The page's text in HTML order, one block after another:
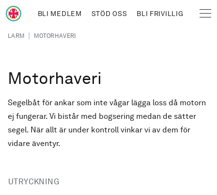
Hoppa till huvudinnehåll
BLI MEDLEM STÖD OSS BLI FRIVILLIG
Länkstig
LARM | MOTORHAVERI
Motorhaveri
Segelbåt för ankar som inte vågar lägga loss då motorn
ej fungerar. Vi bistår med bogsering medan de sätter
segel. När allt är under kontroll vinkar vi av dem för
vidare äventyr.
UTRYCKNING